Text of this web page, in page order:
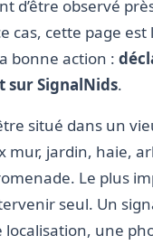
d’être observé
cas, cette page
bonne action :
sur SignalNids.
situé dans un
mur, jardin, haie,
Le plus
seul. Un
une